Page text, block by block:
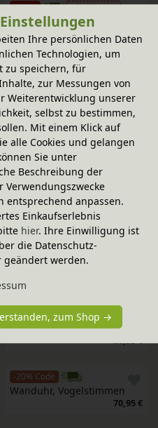
-25 % ABVERKAUF
Spieltuch Baumwolle, 110 x
110 cm
In verschiedenen
Farben
7,95 €
-25 % ABVERKAUF
Spieltuch Baumwolle, 110 x
110 cm
In verschiedenen
Farben
-20% Code
Wecker Kids Alarm
In verschiedenen
Farben
Wecker Kids Alarm
In verschiedenen
80,95 €
-20% Code
Wanduhr, Vogelstimmen
70,95 €
Ihre persönlichen Daten
Technologien, um
zu speichern, für
zur Messungen von
Weiterentwicklung unserer
selbst zu bestimmen,
Mit einem Klick auf
alle Cookies und gelangen
Sie unter
Beschreibung der
Verwendungszwecke
entsprechend anpassen.
Einkaufserlebnis
hier. Ihre Einwilligung ist
die Datenschutz-
werden.
zum Shop →